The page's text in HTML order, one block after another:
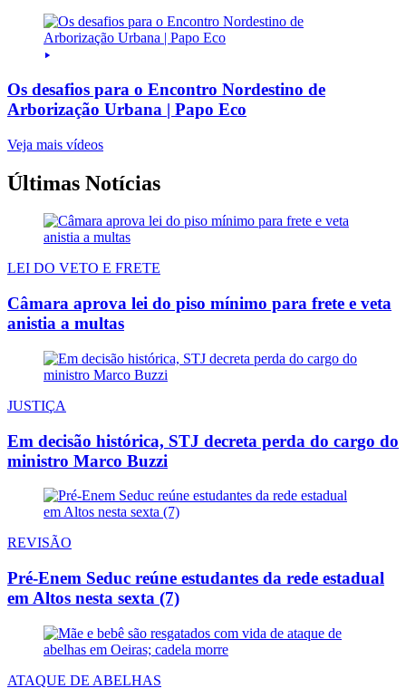
Os desafios para o Encontro Nordestino de
Arborização Urbana | Papo Eco
Veja mais vídeos
Últimas Notícias
LEI DO VETO E FRETE
Câmara aprova lei do piso mínimo para frete e veta
anistia a multas
JUSTIÇA
Em decisão histórica, STJ decreta perda do cargo do
ministro Marco Buzzi
REVISÃO
Pré-Enem Seduc reúne estudantes da rede estadual
em Altos nesta sexta (7)
ATAQUE DE ABELHAS